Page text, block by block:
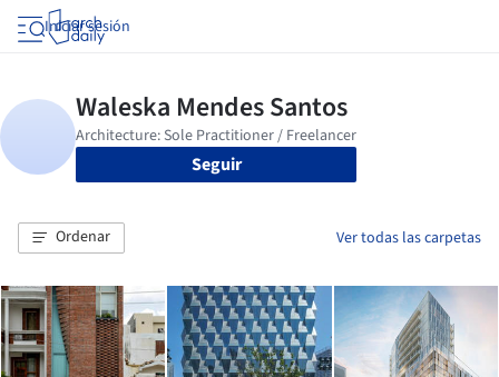
Iniciar sesión
Seguir
Ordenar Ver todas las carpetas